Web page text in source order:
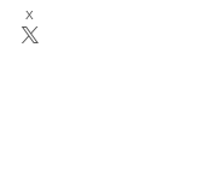
X